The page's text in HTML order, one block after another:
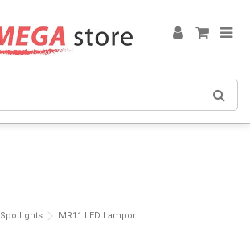
Spotlights MR11 LED Lampor